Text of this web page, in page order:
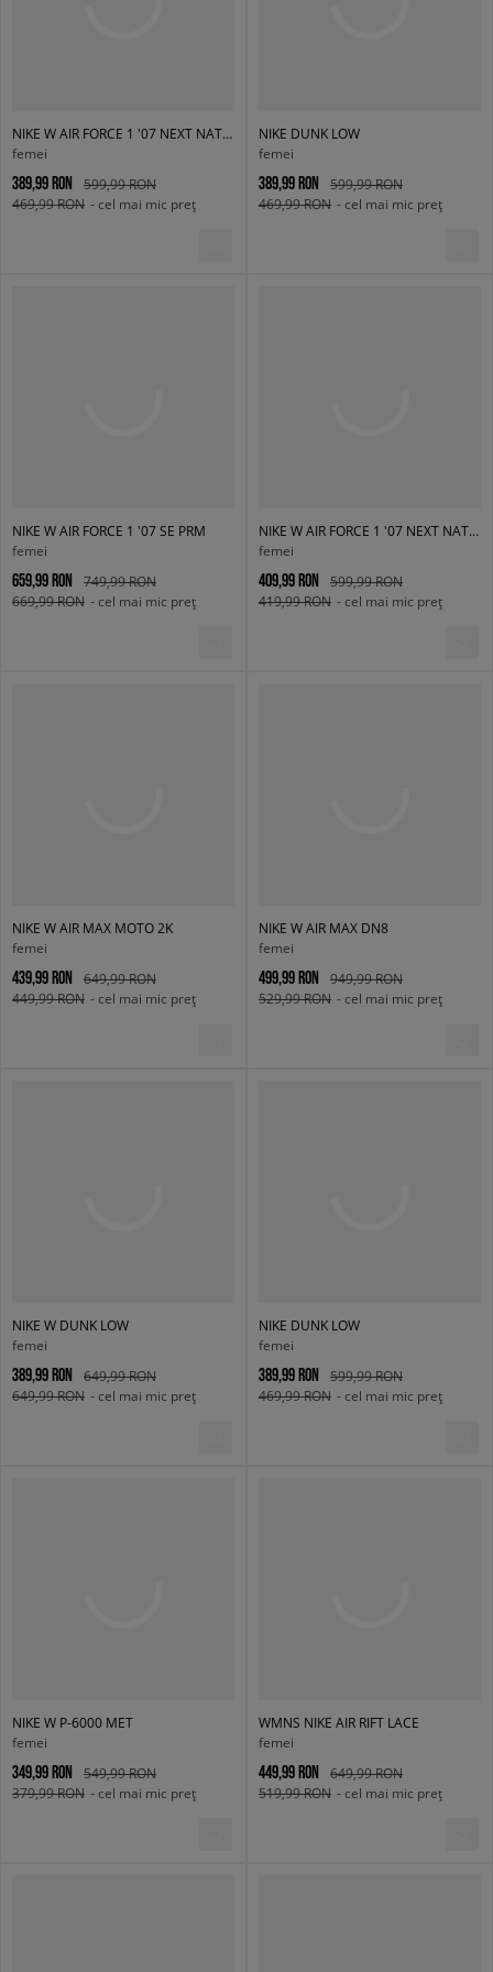
NIKE W AIR FORCE 1 '07 NEXT NATURE
femei
389,99 RON
599,99 RON
469,99 RON - cel mai mic preț
NIKE DUNK LOW
femei
389,99 RON
599,99 RON
469,99 RON - cel mai mic preț
NIKE W AIR FORCE 1 '07 SE PRM
femei
659,99 RON
749,99 RON
669,99 RON - cel mai mic preț
NIKE W AIR FORCE 1 '07 NEXT NATURE
femei
409,99 RON
599,99 RON
419,99 RON - cel mai mic preț
NIKE W AIR MAX MOTO 2K
femei
439,99 RON
649,99 RON
449,99 RON - cel mai mic preț
NIKE W AIR MAX DN8
femei
499,99 RON
949,99 RON
529,99 RON - cel mai mic preț
NIKE W DUNK LOW
femei
389,99 RON
649,99 RON
649,99 RON - cel mai mic preț
NIKE DUNK LOW
femei
389,99 RON
599,99 RON
469,99 RON - cel mai mic preț
NIKE W P-6000 MET
femei
349,99 RON
549,99 RON
379,99 RON - cel mai mic preț
WMNS NIKE AIR RIFT LACE
femei
449,99 RON
649,99 RON
519,99 RON - cel mai mic preț